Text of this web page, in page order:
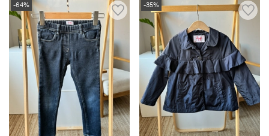
-64% -35%